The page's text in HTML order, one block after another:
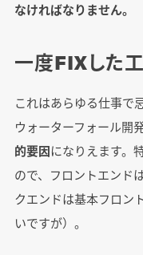
なければなりません。
一度FIXした
これはあらゆる仕事で
ウォーターフォール開
的要因になりえます。
ので、フロントエンド
クエンドは基本フロン
いですが）。